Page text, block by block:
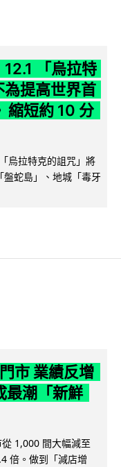
12.1 「烏拉特
提高世界首
縮短約 10 分
烏拉特克的詛咒」將
蛇島」、地城「毒牙
市 業績反增
最潮「新鮮
1,000 間大幅減至
倍。做到「減店增